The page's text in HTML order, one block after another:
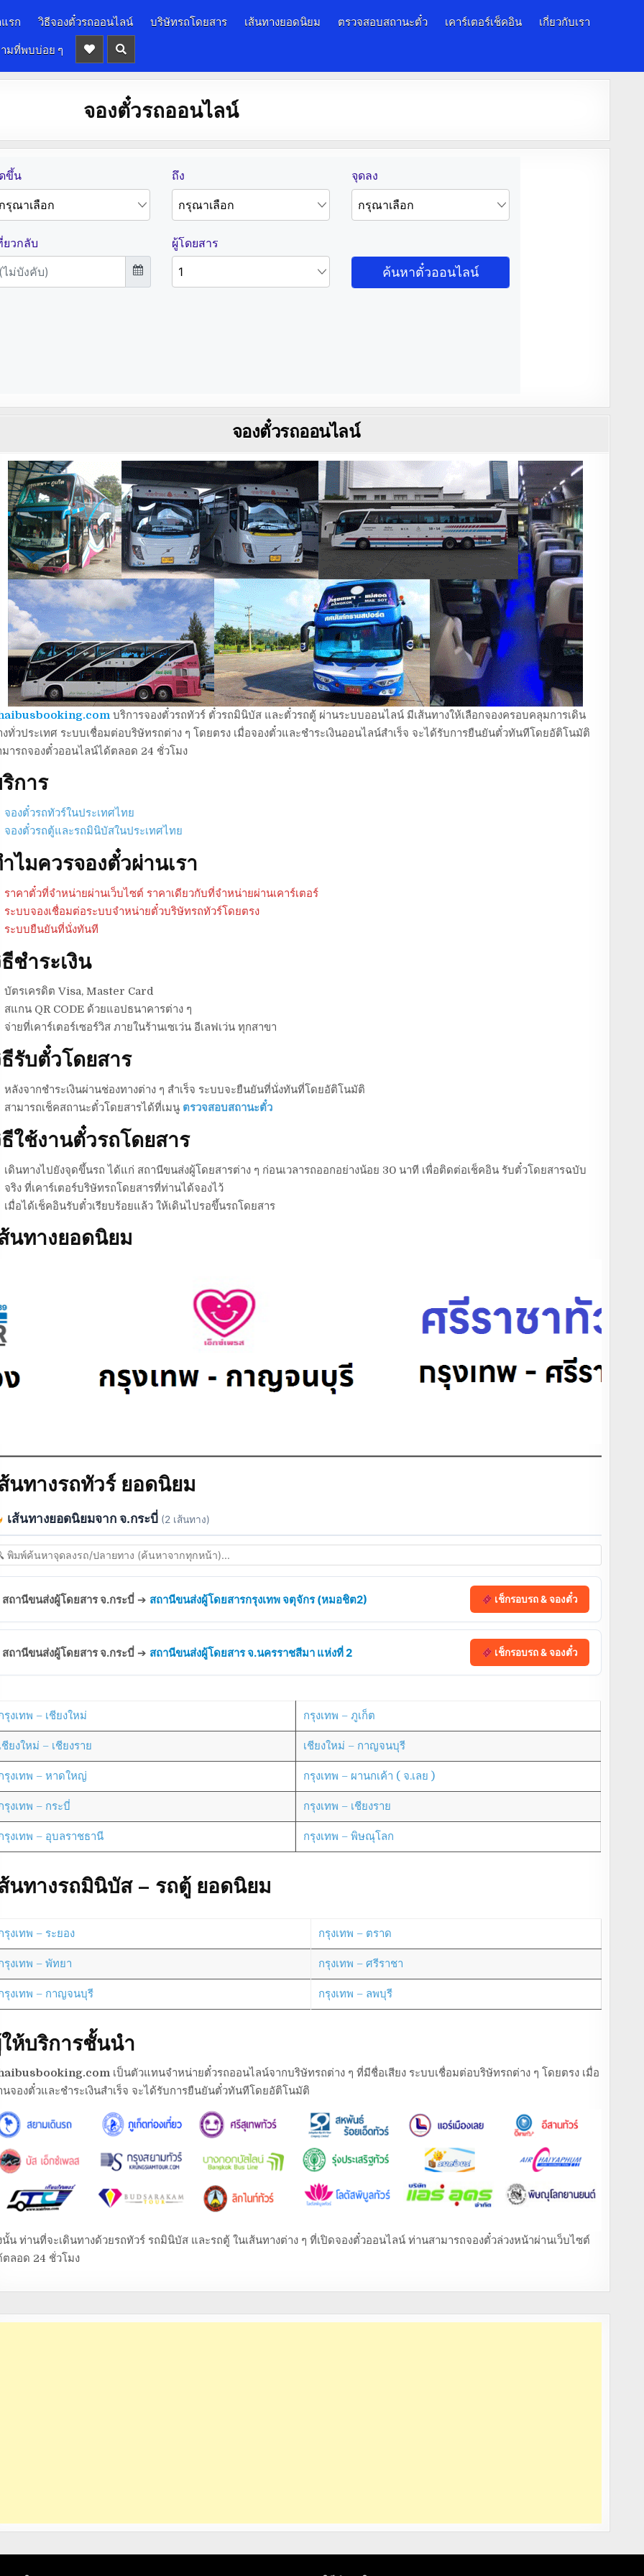
รก วิธีจองตั๋วรถออนไลน์ บริษัทรถโดยสาร เส้นทางยอดนิยม ตรวจสอบสถานะตั๋ว เคาร์เตอร์เช็คอิน
เกี่ยวกับเรา
มที่พบบ่อย ๆ
จองตั๋วรถออนไลน์
จองตั๋วรถออนไลน์
บริการจองตั๋วรถทัวร์ ตั๋วรถมินิบัส และตั๋วรถตู้ ผ่านระบบออนไลน์ มีเส้นทางให้เลือกจองครอบคลุมการเดิน
งทั่วประเทศ ระบบเชื่อมต่อบริษัทรถต่าง ๆ โดยตรง เมื่อจองตั๋วและชำระเงินออนไลน์สำเร็จ จะได้รับการยืนยันตั๋วทันทีโดยอัติโนมัติ
มารถจองตั๋วออนไลน์ได้ตลอด 24 ชั่วโมง
การ
จองตั๋วรถทัวร์ในประเทศไทย
จองตั๋วรถตู้และรถมินิบัสในประเทศไทย
ไมควรจองตั๋วผ่านเรา
ราคาตั๋วที่จำหน่ายผ่านเว็บไซต์ ราคาเดียวกับที่จำหน่ายผ่านเคาร์เตอร์
ระบบจองเชื่อมต่อระบบจำหน่ายตั๋วบริษัทรถทัวร์โดยตรง
ระบบยืนยันที่นั่งทันที
ชำระเงิน
บัตรเครดิต Visa, Master Card
สแกน QR CODE ด้วยแอปธนาคารต่าง ๆ
จ่ายที่เคาร์เตอร์เซอร์วิส ภายในร้านเซเว่น อีเลฟเว่น ทุกสาขา
รับตั๋วโดยสาร
หลังจากชำระเงินผ่านช่องทางต่าง ๆ สำเร็จ ระบบจะยืนยันที่นั่งทันที่โดยอัติโนมัติ
สามารถเช็คสถานะตั๋วโดยสารได้ที่เมนู ตรวจสอบสถานะตั๋ว
ใช้งานตั๋วรถโดยสาร
เดินทางไปยังจุดขึ้นรถ ได้แก่ สถานีขนส่งผู้โดยสารต่าง ๆ ก่อนเวลารถออกอย่างน้อย 30 นาที เพื่อติดต่อเช็คอิน รับตั๋วโดยสารฉบับ
จริง ที่เคาร์เตอร์บริษัทรถโดยสารที่ท่านได้จองไว้
เมื่อได้เช็คอินรับตั๋วเรียบร้อยแล้ว ให้เดินไปรอขึ้นรถโดยสาร
นทางยอดนิยม
นทางรถทัวร์ ยอดนิยม
เส้นทางยอดนิยมจาก จ.กระบี่ (2 เส้นทาง)
สถานีขนส่งผู้โดยสาร จ.กระบี่➔ สถานีขนส่งผู้โดยสารกรุงเทพ จตุจักร (หมอชิต2) เช็กรอบรถ & จองตั๋ว
สถานีขนส่งผู้โดยสาร จ.กระบี่➔ สถานีขนส่งผู้โดยสาร จ.นครราชสีมา แห่งที่ 2 เช็กรอบรถ & จองตั๋ว
รุงเทพ – เชียงใหม่
ชียงใหม่ – เชียงราย
รุงเทพ – หาดใหญ่
รุงเทพ – กระบี่
รุงเทพ – อุบลราชธานี
กรุงเทพ – ภูเก็ต
เชียงใหม่ – กาญจนบุรี
กรุงเทพ – ผานกเค้า ( จ.เลย )
กรุงเทพ – เชียงราย
กรุงเทพ – พิษณุโลก
นทางรถมินิบัส – รถตู้ ยอดนิยม
รุงเทพ – ระยอง กรุงเทพ – ตราด
รุงเทพ – พัทยา กรุงเทพ – ศรีราชา
รุงเทพ – กาญจนบุรี กรุงเทพ – ลพบุรี
ห้บริการชั้นนำ
เป็นตัวแทนจำหน่ายตั๋วรถออนไลน์จากบริษัทรถต่าง ๆ ที่มีชื่อเสียง ระบบเชื่อมต่อบริษัทรถต่าง ๆ โดยตรง เมื่อ
นจองตั๋วและชำระเงินสำเร็จ จะได้รับการยืนยันตั๋วทันทีโดยอัติโนมัติ
นั้น ท่านที่จะเดินทางด้วยรถทัวร์ รถมินิบัส และรถตู้ ในเส้นทางต่าง ๆ ที่เปิดจองตั๋วออนไลน์ ท่านสามารถจองตั๋วล่วงหน้าผ่านเว็บไซต์
ตลอด 24 ชั่วโมง